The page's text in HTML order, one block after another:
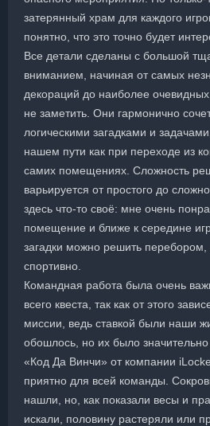
затерянный храм для каждого
понятно, что это точно будет
Все детали сделаны с большой
вниманием, начиная от самых
декораций до наиболее
не заметить. Они гармонично
логическими загадками и
нашем пути как при переходе из
самих помещениях. Сложность
варьируется от простого до
здесь что-то своё: мне очень
помещение и ближе к середине
загадки можно решить перебором,
спортивно.
Командная работа была очень
всего квеста, так как от этого
миссии, ведь ставкой были наши
обошлось, но их было
«Код Да Винчи» от компании
приятно для всей команды.
нашли, но, как показали весы и
искали, половину растеряли или